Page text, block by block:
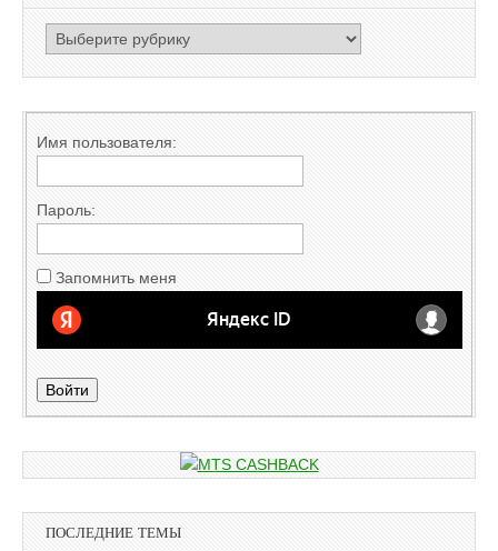
РУБРИКАТОР
Имя пользователя:
Пароль:
Запомнить меня
Войти
ПОСЛЕДНИЕ ТЕМЫ